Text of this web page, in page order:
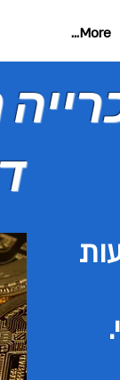
More...